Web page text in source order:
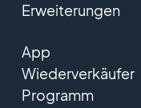
Erweiterungen
App
Wiederverkäufer
Programm